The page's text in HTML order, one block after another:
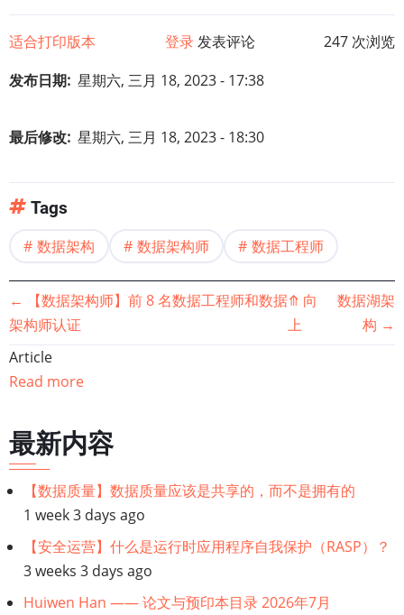
适合打印版本 登录发表评论
247 次浏览
发布日期 星期六, 三月 18, 2023 - 17:38
最后修改 星期六, 三月 18, 2023 - 18:30
Tags
数据架构 数据架构师 数据工程师
书
籍
遍
历
链
接：
【数
据
←
【数据架构师】前 8 名数据工程师和数据
架构师认证
⤊ 向
上
数据湖架
构 →
Article
Read more
最新内容
【数据质量】数据质量应该是共享的，而不是拥有的
1 week 3 days ago
【安全运营】什么是运行时应用程序自我保护（RASP）？
3 weeks 3 days ago
Huiwen Han —— 论文与预印本目录 2026年7月